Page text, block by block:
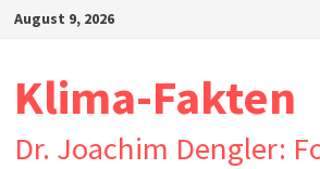
Zum
August 9, 2026
Klima-Fakten
Dr. Joachim Dengler: